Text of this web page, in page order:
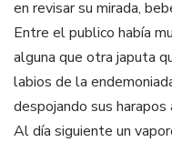
en revisar su mirada,
Entre el publico había
alguna que otra japuta
labios de la
despojando sus
Al día siguiente un